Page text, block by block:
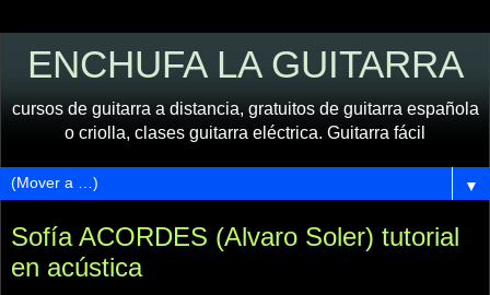
ENCHUFA LA GUITARRA
cursos de guitarra a distancia, gratuitos de guitarra española
o criolla, clases guitarra eléctrica. Guitarra fácil
▼
Sofía ACORDES (Alvaro Soler) tutorial
en acústica